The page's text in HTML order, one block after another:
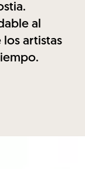
al
artistas